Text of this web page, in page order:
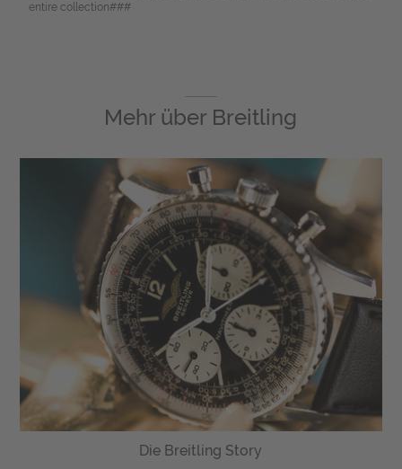
entire collection###
Mehr über Breitling
Die Breitling Story